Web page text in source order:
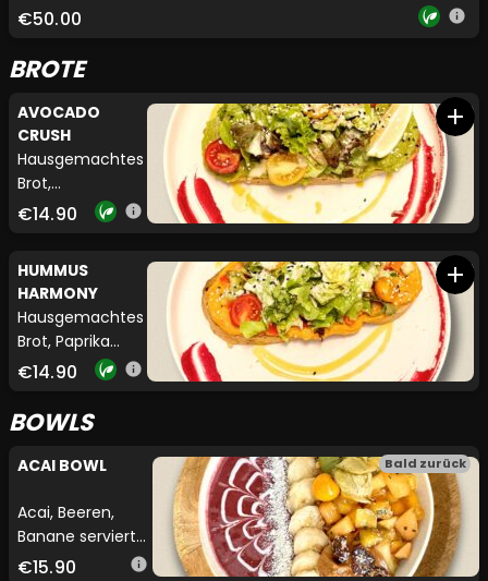
Tropisches Kokosjoghurt mit hausgemachtem Granola,
€50.00 info
BROTE
AVOCADO
CRUSH
Hausgemachtes
Brot,
Avocadocreme,
Zitronendressing,
Sesam
€14.90 info
add
HUMMUS
HARMONY
Hausgemachtes
Brot, Paprika
Hummus,
Gurke, Tomate,
Salatmix,
Zitronendressing,
€14.90 info
add
BOWLS
ACAI BOWL
Acai, Beeren,
Banane serviert
mit
€15.90 info
Bald zurück